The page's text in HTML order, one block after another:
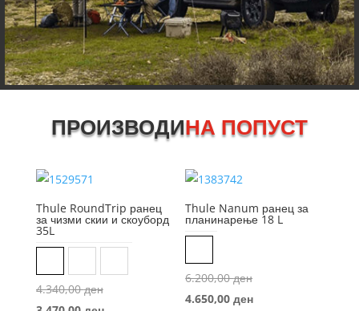
ПРОИЗВОДИНА ПОПУСТ
Thule RoundTrip ранец
за чизми скии и скоуборд
35L
4.340,00денOriginal
Thule Nanum ранец за
планинарење 18 L
6.200,00денOriginal
price
4.650,00денCurrent